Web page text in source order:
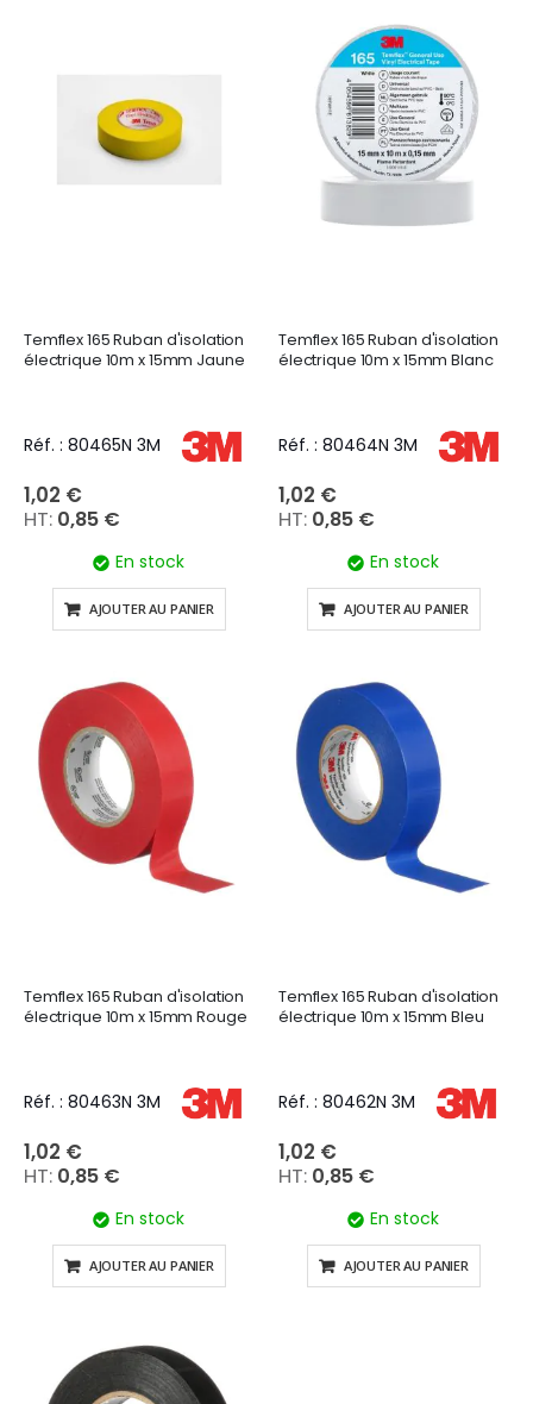
Temflex 165 Ruban d'isolation
électrique 10m x 15mm Jaune
Réf. : 80465N 3M
1,02 €
0,85 €
En stock
AJOUTER AU PANIER
Temflex 165 Ruban d'isolation
électrique 10m x 15mm Blanc
Réf. : 80464N 3M
1,02 €
0,85 €
En stock
AJOUTER AU PANIER
Temflex 165 Ruban d'isolation
électrique 10m x 15mm Rouge
Réf. : 80463N 3M
1,02 €
0,85 €
En stock
AJOUTER AU PANIER
Temflex 165 Ruban d'isolation
électrique 10m x 15mm Bleu
Réf. : 80462N 3M
1,02 €
0,85 €
En stock
AJOUTER AU PANIER